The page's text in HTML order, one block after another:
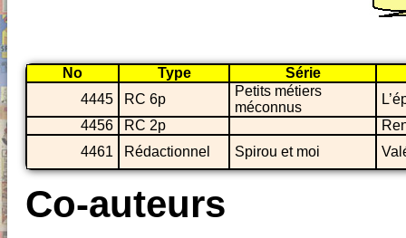
No Type
Série
4445
RC 6p
Petits métiers
méconnus
4456
RC 2p
4461
Rédactionnel Spirou et moi
Co-auteurs